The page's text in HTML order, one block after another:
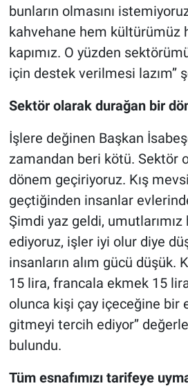
bunların olmasını
kahvehane hem kültürümüz
kapımız. O yüzden
için destek verilmesi lazım’’
Sektör olarak durağan bir
İşlere değinen Başkan
zamandan beri kötü. Sektör
dönem geçiriyoruz. Kış
geçtiğinden insanlar
Şimdi yaz geldi,
ediyoruz, işler iyi olur diye
insanların alım gücü düşük.
15 lira, francala ekmek 15
olunca kişi çay içeceğine bir
gitmeyi tercih ediyor’’
bulundu.
Tüm esnafımızı tarifeye